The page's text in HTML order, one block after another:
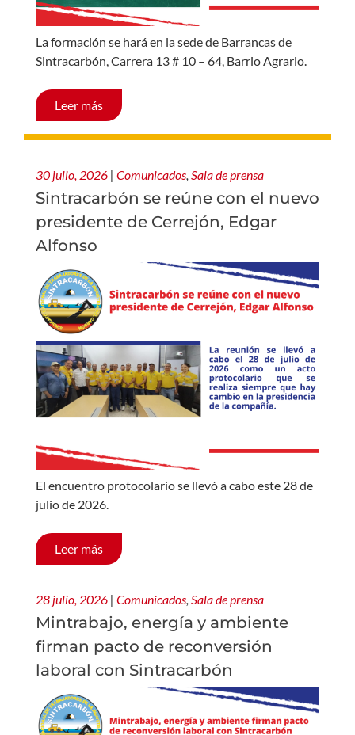
La formación se hará en la sede de Barrancas de
Sintracarbón, Carrera 13 # 10 – 64, Barrio Agrario.
Leer más
30 julio, 2026 | Comunicados, Sala de prensa
Sintracarbón se reúne con el nuevo
presidente de Cerrejón, Edgar
Alfonso
El encuentro protocolario se llevó a cabo este 28 de
julio de 2026.
Leer más
28 julio, 2026 | Comunicados Sala de prensa
Mintrabajo, energía y ambiente
firman pacto de reconversión
laboral con Sintracarbón